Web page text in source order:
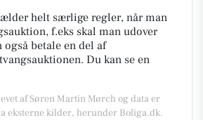
helt særlige regler, når man
f.eks skal man udover
betale en del af
Du kan se en
af Søren Martin Mørch og data er
eksterne kilder, herunder Boliga.dk.